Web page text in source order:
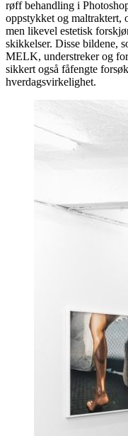
røff behandling i
oppstykket og maltraktert,
men likevel estetisk
skikkelser. Disse bildene,
MELK, understreker og
sikkert også fåfengte
hverdagsvirkelighet.